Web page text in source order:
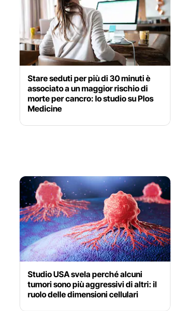
Stare seduti per più di 30 minuti è
associato a un maggior rischio di
morte per cancro: lo studio su Plos
Medicine
Studio USA svela perché alcuni
tumori sono più aggressivi di altri: il
ruolo delle dimensioni cellulari